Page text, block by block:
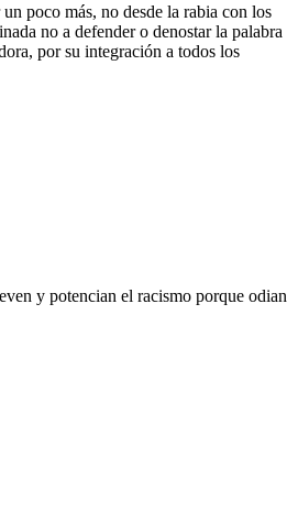
poco más, no desde la rabia con los
no a defender o denostar la palabra
por su integración a todos los
y potencian el racismo porque odian